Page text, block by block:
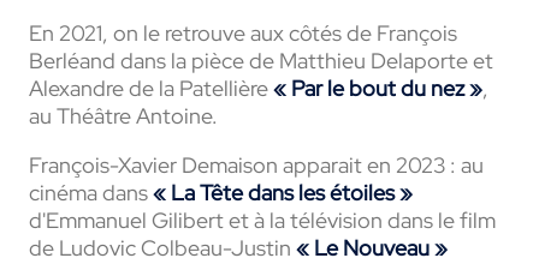
En 2021, on le retrouve aux côtés de François
Berléand dans la pièce de Matthieu Delaporte et
Alexandre de la Patellière« Par le bout du nez »,
au Théâtre Antoine.
François-Xavier Demaison apparait en 2023 : au
cinéma dans« La Tête dans les étoiles »
d'Emmanuel Gilibert et à la télévision dans le film
de Ludovic Colbeau-Justin « Le Nouveau »